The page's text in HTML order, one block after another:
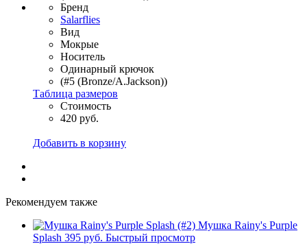
Бренд
Salarflies
Вид
Мокрые
Носитель
Одинарный крючок
(#5 (Bronze/A.Jackson))
Таблица размеров
Стоимость
420 руб.
Добавить в корзину
Рекомендуем также
Мушка Rainy's Purple
Splash 395 руб. Быстрый просмотр